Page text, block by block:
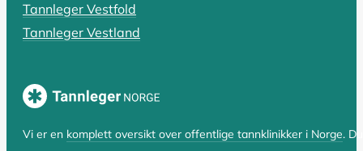
SIST OPPDATERT 17. OKTOBER 2025
Hvorfor er tannlegen så dyr? En
Tannleger Vestfold
Tannleger Vestland
Vi er en komplett oversikt over offentlige tannklinikker i Norge.